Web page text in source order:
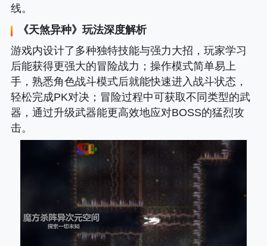
线。
《天煞异种》玩法深度解析
游戏内设计了多种独特技能与强力大招，玩家学习
后能获得更强大的冒险战力；操作模式简单易上
手，熟悉角色战斗模式后就能快速进入战斗状态，
轻松完成PK对决；冒险过程中可获取不同类型的武
器，通过升级武器能更高效地应对BOSS的猛烈攻
击。